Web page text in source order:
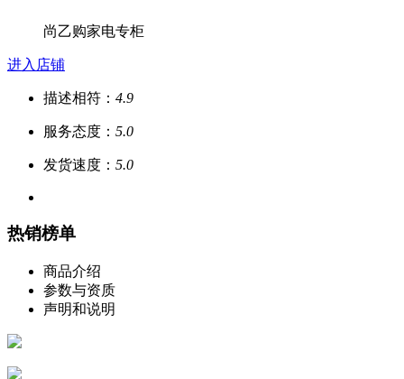
尚乙购家电专柜
进入店铺
描述相符： 4.9
服务态度： 5.0
发货速度： 5.0
热销榜单
商品介绍
参数与资质
声明和说明